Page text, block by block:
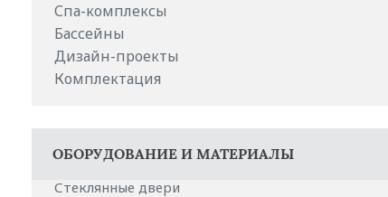
Спа-комплексы
Бассейны
Дизайн-проекты
Комплектация
ОБОРУДОВАНИЕ И МАТЕРИАЛЫ
Стеклянные двери